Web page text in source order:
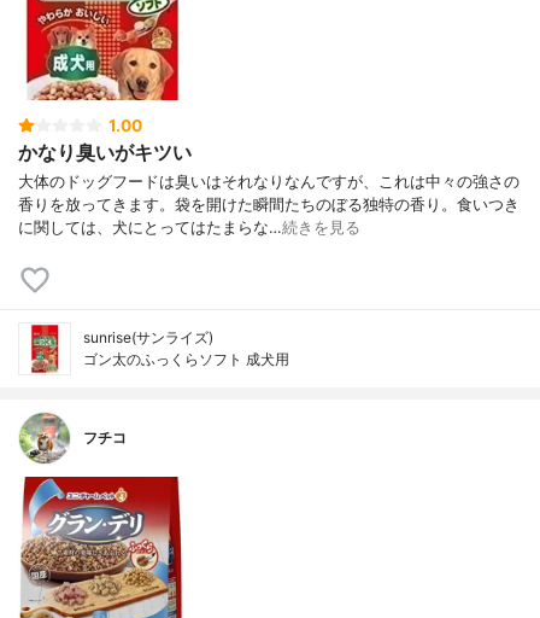
1.00
かなり臭いがキツい
大体のドッグフードは臭いはそれなりなんですが、これは中々の強さの
香りを放ってきます。袋を開けた瞬間たちのぼる独特の香り。食いつき
に関しては、犬にとってはたまらな…続きを見る
sunrise(サンライズ)
ゴン太のふっくらソフト 成犬用
フチコ